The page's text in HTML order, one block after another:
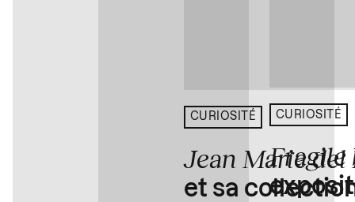
CURIOSITÉ
Jean Marie del
et sa
CURIOSITÉ
Fragile